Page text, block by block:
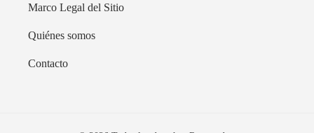
Marco Legal del Sitio
Quiénes somos
Contacto